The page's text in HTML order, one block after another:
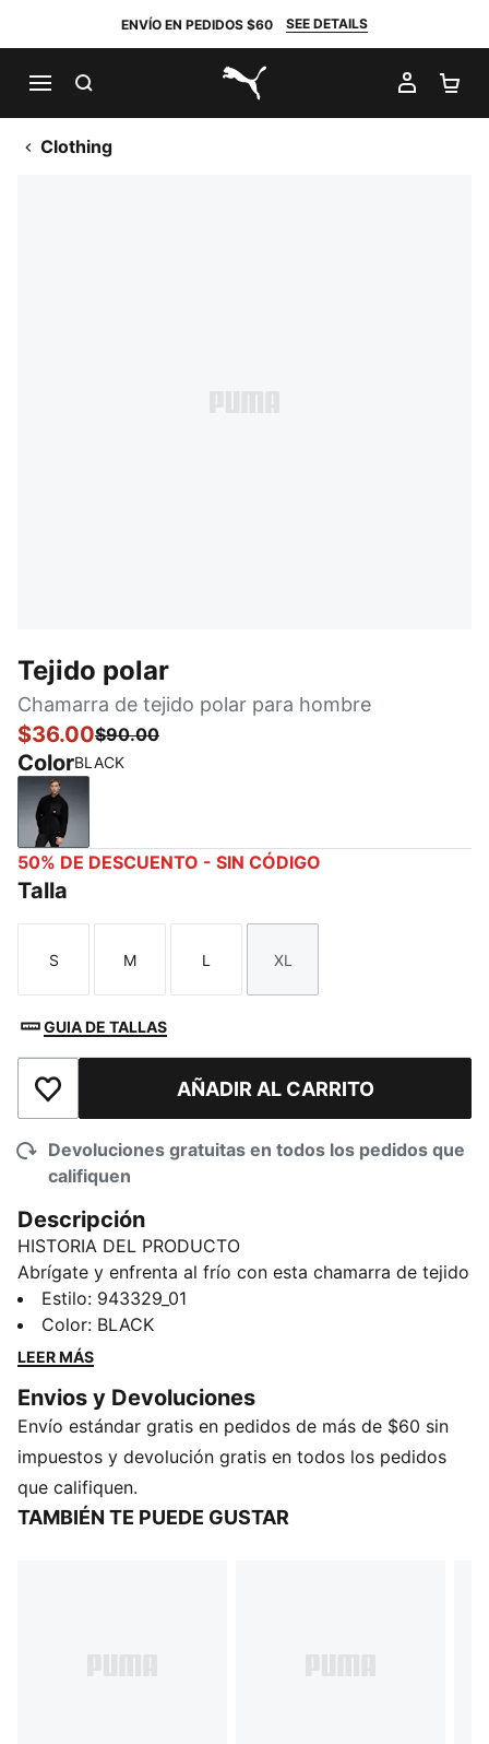
ENVÍO EN PEDIDOS $60 SEE DETAILS
PUMA.com
MI
Clothing
Tejido polar
Chamarra de tejido polar para hombre
$36.00$90.00
ColorBLACK
BLACK
50% DE DESCUENTO - SIN CÓDIGO
Talla
Talla
S
Talla
M
Talla
L
Talla
XL
GUIA DE TALLAS
Añadir a la lista de deseosAÑADIR AL CARRITO
Devoluciones gratuitas en todos los pedidos que
califiquen
Descripción
HISTORIA DEL PRODUCTO
Abrígate y enfrenta al frío con esta chamarra de tejido
polar. Diseñada para abrigar con un acabado de trama
que es todo rendimiento, es perfecta para aventuras
al aire libre o paseos casuales por la ciudad. La
en movimiento.
Estilo: 943329_01
Color: BLACK
LEER MÁS
Envios y Devoluciones
Envío estándar gratis en pedidos de más de $60 sin
impuestos y devolución gratis en todos los pedidos
que califiquen.
TAMBIÉN TE PUEDE GUSTAR